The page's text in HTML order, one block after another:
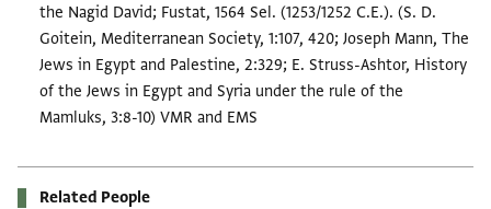
the Nagid David; Fustat, 1564 Sel. (1253/1252 C.E.). (S. D.
Goitein, Mediterranean Society, 1:107, 420; Joseph Mann, The
Jews in Egypt and Palestine, 2:329; E. Struss-Ashtor, History
of the Jews in Egypt and Syria under the rule of the
Mamluks, 3:8-10) VMR and EMS
Related People